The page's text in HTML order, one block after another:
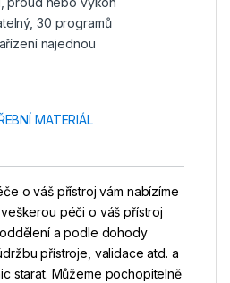
30 programů
najednou
MATERIÁL
o váš přístroj vám nabízíme
péči o váš přístroj
a podle dohody
přístroje, validace atd. a
starat. Můžeme pochopitelně